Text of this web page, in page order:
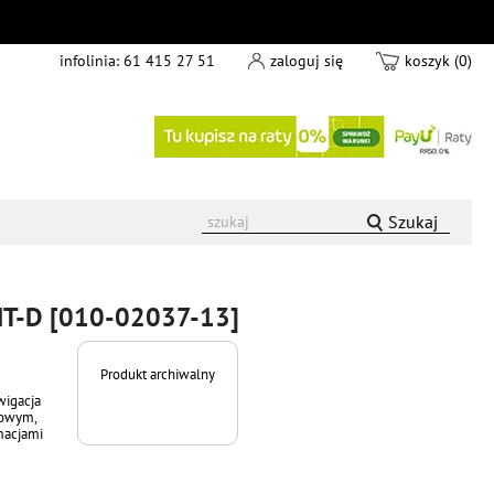
infolinia: 61 415 27 51 zaloguj się koszyk (0)
Szukaj
D [010-02037-13]
Produkt archiwalny